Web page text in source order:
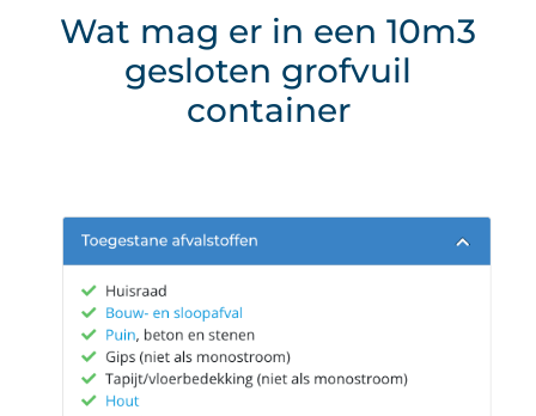
Wat mag er in een 10m3
gesloten grofvuil
container